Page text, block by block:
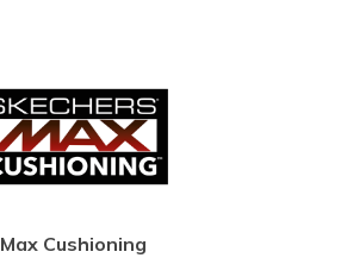
Max Cushioning